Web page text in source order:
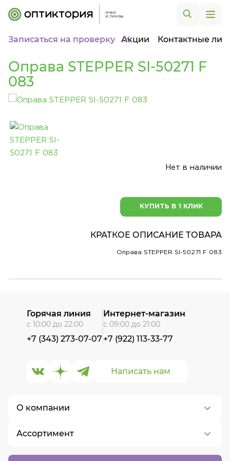
Записаться на проверку Акции Контактные
Оправа STEPPER SI-50271 F
083
Нет в наличии
КУПИТЬ В 1 КЛИК
КРАТКОЕ ОПИСАНИЕ ТОВАРА
Оправа STEPPER SI-50271 F 083
О компании
О нас
Контакты
Ассортимент
Написать нам
Горячая линия
с 10:00 до 22:00
+7 (343) 273-07-07
Интернет-магазин
с 09:00 до 21:00
+7 (922) 113-33-77